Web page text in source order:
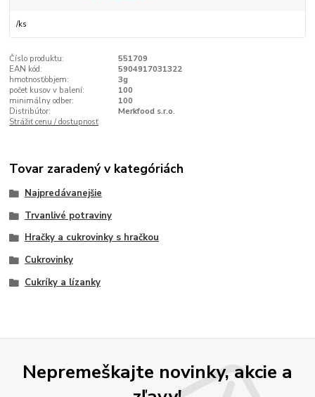
/ks
Číslo produktu:
551709
EAN kód:
5904917031322
hmotnosť/objem:
3g
počet kusov v balení:
100
minimálny odber:
100
Distribútor:
Merkfood s.r.o.
Strážiť cenu / dostupnosť
Tovar zaradený v kategóriách
Najpredávanejšie
Trvanlivé potraviny
Hračky a cukrovinky s hračkou
Cukrovinky
Cukríky a lízanky
Nepremeškajte novinky, akcie a